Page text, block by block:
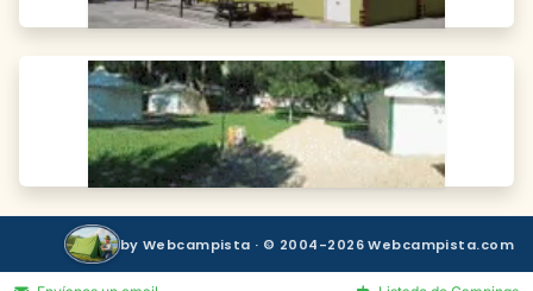
by Webcampista · © 2004-2026 Webcampista.com